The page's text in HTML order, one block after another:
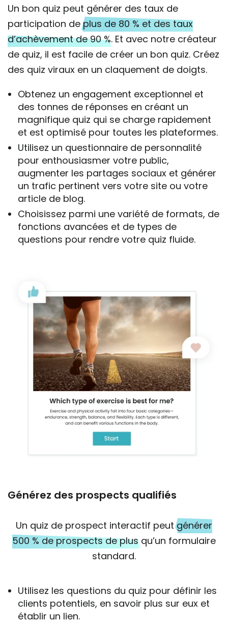
Un bon quiz peut générer des taux de
participation deplus de 80 % et des taux
d’achèvement de 90 %. Et avec notre créateur
de quiz, il est facile de créer un bon quiz. Créez
des quiz viraux en un claquement de doigts.
Obtenez un engagement exceptionnel et
des tonnes de réponses en créant un
magnifique quiz qui se charge rapidement
et est optimisé pour toutes les plateformes.
Utilisez un questionnaire de personnalité
pour enthousiasmer votre public,
augmenter les partages sociaux et générer
un trafic pertinent vers votre site ou votre
article de blog.
Choisissez parmi une variété de formats, de
fonctions avancées et de types de
questions pour rendre votre quiz fluide.
Générez des prospects qualifiés
Un quiz de prospect interactif peutgénérer
500 % de prospects de plusqu’un formulaire
standard.
Utilisez les questions du quiz pour définir les
clients potentiels, en savoir plus sur eux et
établir un lien.